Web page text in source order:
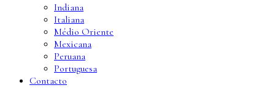
Indiana
Italiana
Médio Oriente
Mexicana
Peruana
Portuguesa
Contacto